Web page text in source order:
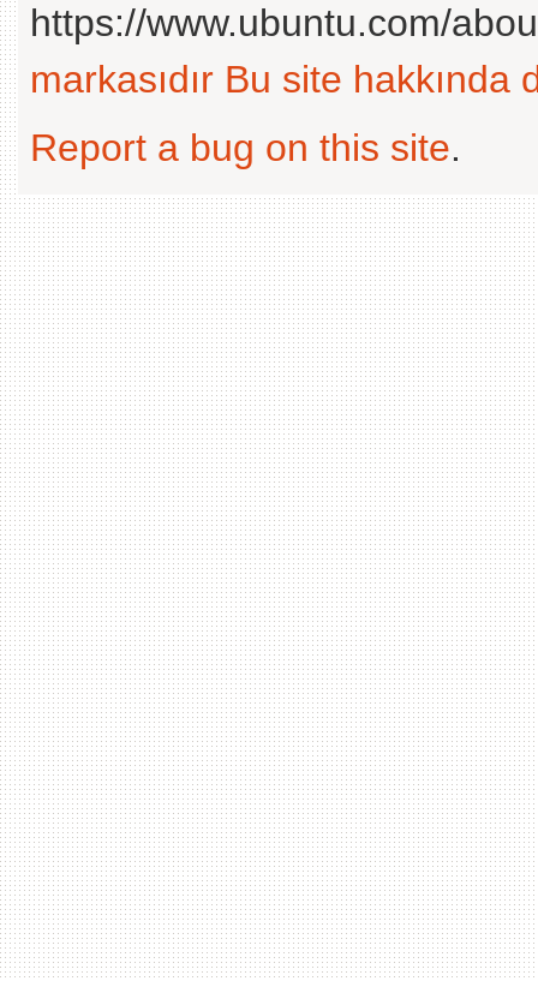
https://www.ubuntu.com/
markasıdır Bu site hakkında
Report a bug on this site.